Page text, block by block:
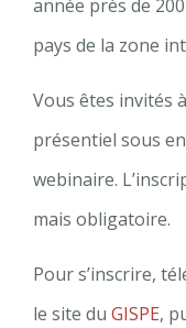
année près de
pays de la zone
Vous êtes invités
présentiel sous
webinaire.
mais obligatoire.
Pour s’inscrire,
le site du GISPE,